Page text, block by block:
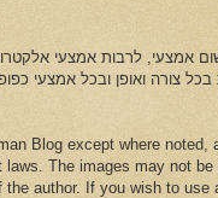
אמצעי, לרבות אמצעי
צורה ואופן ובכל אמצעי
Blog except where
laws. The images may not
the author. If you wish to